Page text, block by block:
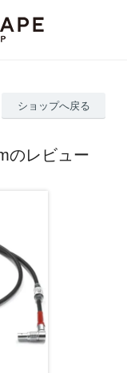
ショップへ戻る
のレビュー